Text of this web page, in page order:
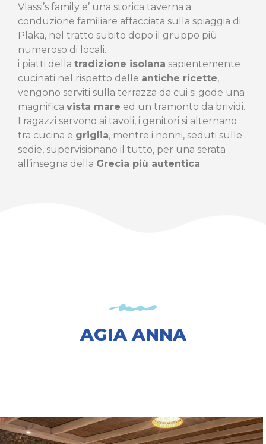
Vlassi’s family e’ una storica taverna a
conduzione familiare affacciata sulla spiaggia di
Plaka, nel tratto subito dopo il gruppo più
numeroso di locali.
i piatti della tradizione isolana sapientemente
cucinati nel rispetto delle antiche ricette,
vengono serviti sulla terrazza da cui si gode una
magnifica vista mare ed un tramonto da brividi.
I ragazzi servono ai tavoli, i genitori si alternano
tra cucina e griglia, mentre i nonni, seduti sulle
sedie, supervisionano il tutto, per una serata
all’insegna della Grecia più autentica.
AGIA ANNA